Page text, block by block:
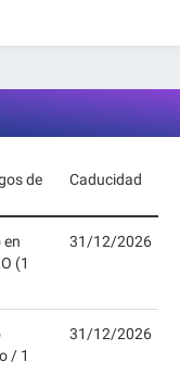
de
Caducidad
en
(1
31/12/2026
/ 1
31/12/2026